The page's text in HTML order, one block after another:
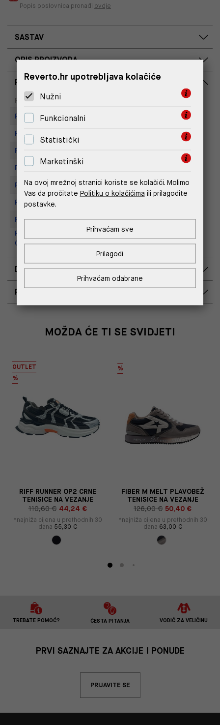
Popis poslovnica pronađi ovdje
SASTAV
OPIS PROIZVODA
RASPOLOŽIVOST PO POSLOVNICAMA
Poslovnica
Na upit
Replay Outlet Store, Split
Replay store, Arena centar
Replay Store, City Center One
Replay Store, Joker Centar
Replay Store, Mall of Split
Replay store, Tower Centar
Replay Store, Supernova Zadar
Replay Outlet Store, Designer
Outlet Croatia
DOSTAVA
POVRAT I ZAMJENA
MOŽDA ĆE TI SE SVIDJETI
OUTLET
%
RIFF RUNNER OP2 CRNE
TENISICE NA VEZANJE
110,60 € 44,24 €
*najniža cijena u prethodnih 30
dana 55,30 €
%
FIBER M MELT PLAVOBEŽ
TENISICE NA VEZANJE
126,00 € 50,40 €
*najniža cijena u prethodnih 30
dana 63,00 €
TREBATE POMOĆ? ČESTA PITANJA VODIČ ZA VELIČINU
PRVI SAZNAJTE ZA AKCIJE I PONUDE
PRIJAVITE SE
Reverto.hr upotrebljava kolačiće
Nužni
Funkcionalni
Statistički
Marketinški
Na ovoj mrežnoj stranici koriste se kolačići. Molimo
Vas da pročitate Politiku o kolačićima ili prilagodite
postavke.
Prihvaćam odabrane
Prilagodi
Prihvaćam sve